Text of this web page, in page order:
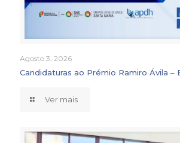
Agosto 3, 2026
Candidaturas ao Prémio Ramiro Ávila –
Ver mais